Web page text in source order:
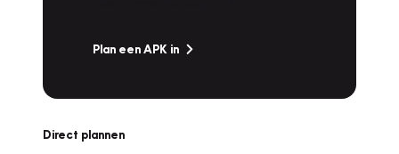
Plan een APK in
Direct plannen